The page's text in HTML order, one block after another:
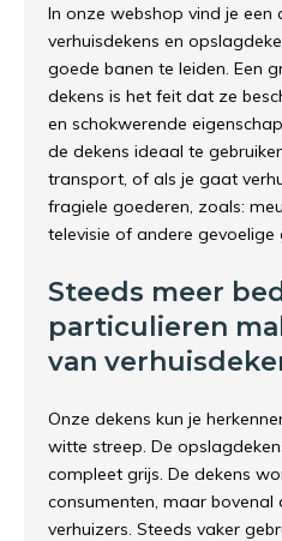
In onze webshop vind je
verhuisdekens en
goede banen te leiden. Een
dekens is het feit dat ze
en schokwerende
de dekens ideaal te
transport, of als je gaat
fragiele goederen, zoals:
televisie of andere gevoelige
Steeds meer
particulieren
van
Onze dekens kun je
witte streep. De
compleet grijs. De dekens
consumenten, maar bovenal
verhuizers. Steeds vaker